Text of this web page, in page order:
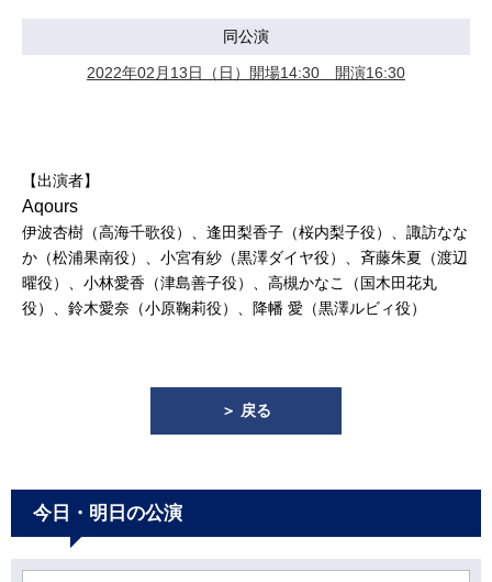
同公演
2022年02月13日（日）開場14:30 開演16:30
【出演者】
Aqours
伊波杏樹（高海千歌役）、逢田梨香子（桜内梨子役）、諏訪なな
か（松浦果南役）、小宮有紗（黒澤ダイヤ役）、斉藤朱夏（渡辺
曜役）、小林愛香（津島善子役）、高槻かなこ（国木田花丸
役）、鈴木愛奈（小原鞠莉役）、降幡 愛（黒澤ルビィ役）
＞ 戻る
今日・明日の公演